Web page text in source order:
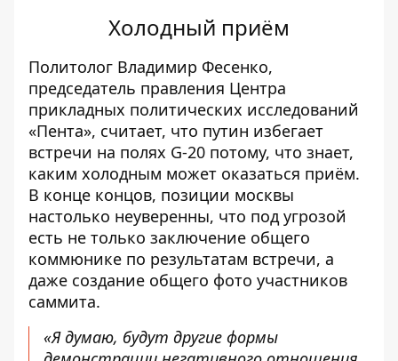
Холодный приём
Политолог Владимир Фесенко,
председатель правления Центра
прикладных политических исследований
«Пента», считает, что путин избегает
встречи на полях G-20 потому, что знает,
каким холодным может оказаться приём.
В конце концов, позиции москвы
настолько неуверенны, что под угрозой
есть не только заключение общего
коммюнике по результатам встречи, а
даже создание общего фото участников
саммита.
«Я думаю, будут другие формы